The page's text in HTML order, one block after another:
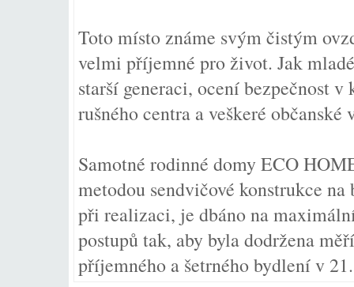
Toto místo známe svým čistým
velmi příjemné pro život. Jak
starší generaci, ocení bezpečnost
rušného centra a veškeré občanské
Samotné rodinné domy ECO
metodou sendvičové konstrukce
při realizaci, je dbáno na
postupů tak, aby byla dodržena
příjemného a šetrného bydlení v